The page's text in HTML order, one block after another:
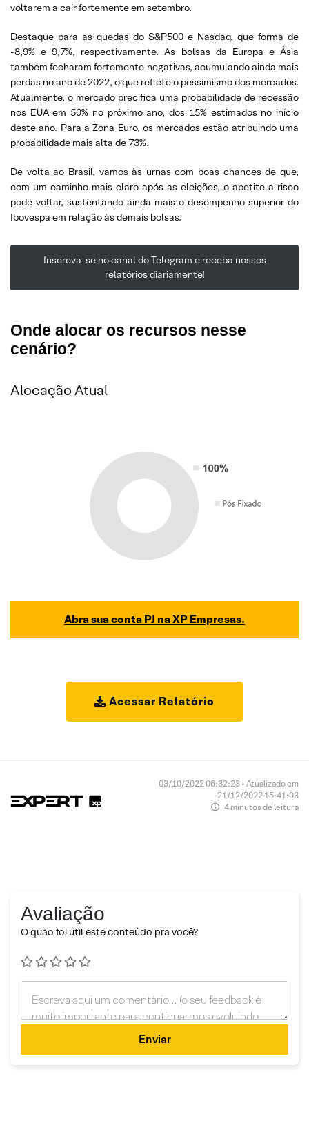
voltarem a cair fortemente em setembro.
Destaque para as quedas do S&P500 e Nasdaq, que forma de
-8,9% e 9,7%, respectivamente. As bolsas da Europa e Ásia
também fecharam fortemente negativas, acumulando ainda mais
perdas no ano de 2022, o que reflete o pessimismo dos mercados.
Atualmente, o mercado precifica uma probabilidade de recessão
nos EUA em 50% no próximo ano, dos 15% estimados no início
deste ano. Para a Zona Euro, os mercados estão atribuindo uma
probabilidade mais alta de 73%.
De volta ao Brasil, vamos às urnas com boas chances de que,
com um caminho mais claro após as eleições, o apetite a risco
pode voltar, sustentando ainda mais o desempenho superior do
Ibovespa em relação às demais bolsas.
Inscreva-se no canal do Telegram e receba nossos
relatórios diariamente!
Onde alocar os recursos nesse
cenário?
Alocação Atual
Abra sua conta PJ na XP Empresas.
Acessar Relatório
03/10/2022 06:32:23 • Atualizado em
21/12/2022 15:41:03
4 minutos de leitura
Avaliação
O quão foi útil este conteúdo pra você?
Enviar